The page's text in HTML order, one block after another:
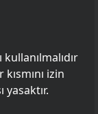
izin
yasaktır.